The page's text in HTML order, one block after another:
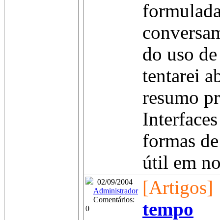
do uso
tentarei
resumo
formas
útil em
02/09/2004
Administrador
Comentários:
0
[Artigos]
tempo